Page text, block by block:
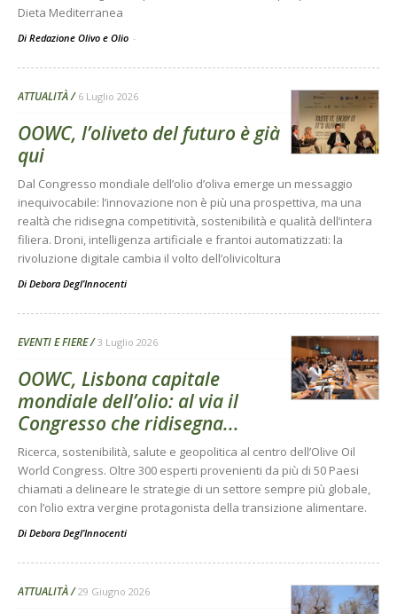
Dieta Mediterranea
Di Redazione Olivo e Olio -
ATTUALITÀ 6 Luglio 2026
OOWC, l’oliveto del futuro è già
qui
Dal Congresso mondiale dell’olio d’oliva emerge un messaggio
inequivocabile: l’innovazione non è più una prospettiva, ma una
realtà che ridisegna competitività, sostenibilità e qualità dell’intera
filiera. Droni, intelligenza artificiale e frantoi automatizzati: la
rivoluzione digitale cambia il volto dell’olivicoltura
Di Debora Degl’Innocenti
EVENTI E FIERE 3 Luglio 2026
OOWC, Lisbona capitale
mondiale dell’olio: al via il
Congresso che ridisegna...
Ricerca, sostenibilità, salute e geopolitica al centro dell’Olive Oil
World Congress. Oltre 300 esperti provenienti da più di 50 Paesi
chiamati a delineare le strategie di un settore sempre più globale,
con l’olio extra vergine protagonista della transizione alimentare.
Di Debora Degl’Innocenti
ATTUALITÀ 29 Giugno 2026